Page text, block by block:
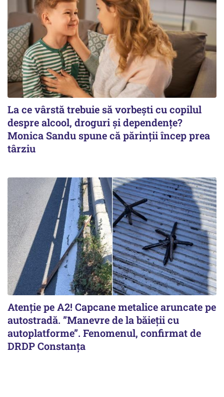
La ce vârstă trebuie să vorbești cu copilul
despre alcool, droguri și dependențe?
Monica Sandu spune că părinții încep prea
târziu
Atenție pe A2! Capcane metalice aruncate pe
autostradă. ”Manevre de la băieții cu
autoplatforme”. Fenomenul, confirmat de
DRDP Constanța